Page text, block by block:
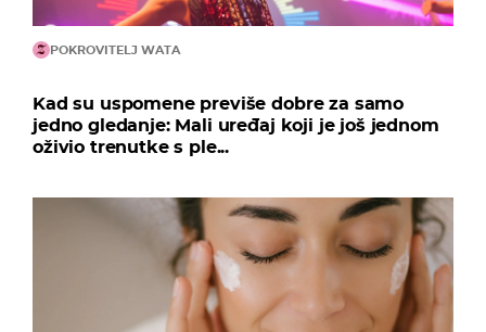
POKROVITELJ WATA
Kad su uspomene previše dobre za samo
jedno gledanje: Mali uređaj koji je još jednom
oživio trenutke s ple...